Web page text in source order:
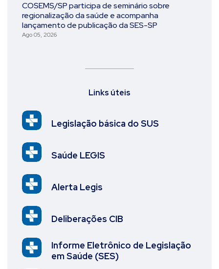
COSEMS/SP participa de seminário sobre
regionalização da saúde e acompanha
lançamento de publicação da SES-SP
Ago 05, 2026
Links úteis
Legislação básica do SUS
Saúde LEGIS
Alerta Legis
Deliberações CIB
Informe Eletrônico de Legislação
em Saúde (SES)